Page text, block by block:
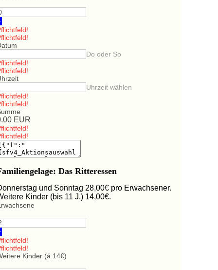
Do oder So
Uhrzeit wählen
EUR
Das Ritteressen
und Sonntag 28,00€ pro Erwachsener.
Kinder (bis 11 J.) 14,00€.
Kinder (á 14€)